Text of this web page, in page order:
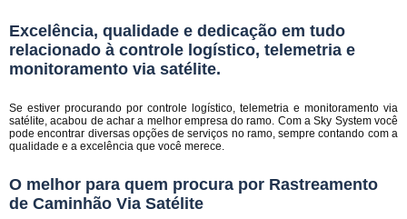
Excelência, qualidade e dedicação em tudo
relacionado à controle logístico, telemetria e
monitoramento via satélite.
Se estiver procurando por controle logístico, telemetria e monitoramento via
satélite, acabou de achar a melhor empresa do ramo. Com a Sky System você
pode encontrar diversas opções de serviços no ramo, sempre contando com a
qualidade e a excelência que você merece.
O melhor para quem procura por Rastreamento
de Caminhão Via Satélite